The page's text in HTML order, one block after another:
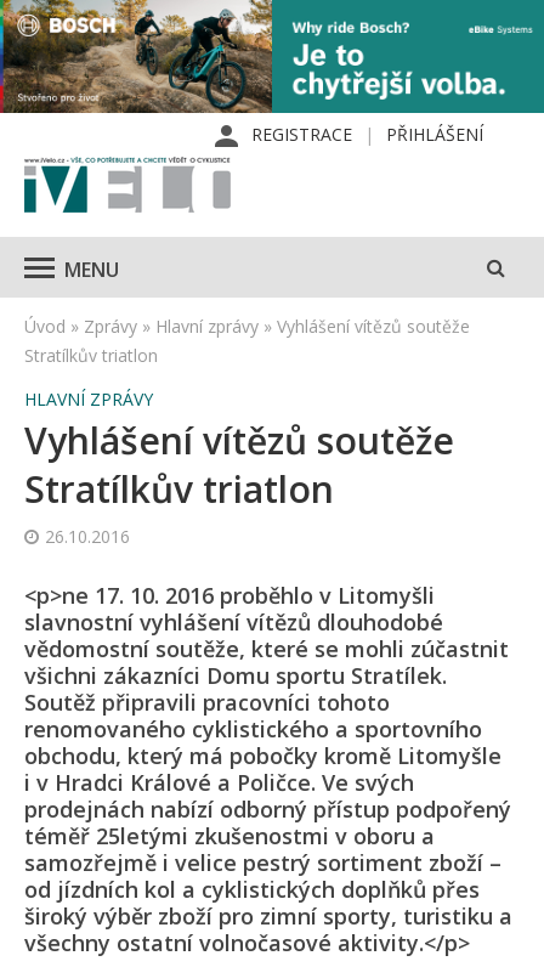
REGISTRACE PŘIHLÁŠENÍ
MENU
Úvod » Zprávy » Hlavní zprávy » Vyhlášení vítězů soutěže
Stratílkův triatlon
HLAVNÍ ZPRÁVY
Vyhlášení vítězů soutěže
Stratílkův triatlon
26.10.2016
<p>ne 17. 10. 2016 proběhlo v Litomyšli
slavnostní vyhlášení vítězů dlouhodobé
vědomostní soutěže, které se mohli zúčastnit
všichni zákazníci Domu sportu Stratílek.
Soutěž připravili pracovníci tohoto
renomovaného cyklistického a sportovního
obchodu, který má pobočky kromě Litomyšle
i v Hradci Králové a Poličce. Ve svých
prodejnách nabízí odborný přístup podpořený
téměř 25letými zkušenostmi v oboru a
samozřejmě i velice pestrý sortiment zboží –
od jízdních kol a cyklistických doplňků přes
široký výběr zboží pro zimní sporty, turistiku a
všechny ostatní volnočasové aktivity.</p>